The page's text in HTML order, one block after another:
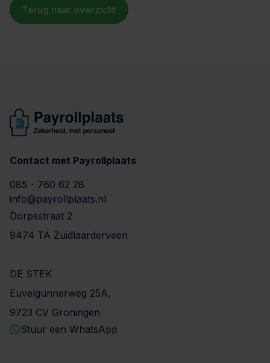
Terug naar overzicht
Contact met Payrollplaats
085 - 760 62 28
info@payrollplaats.nl
Dorpsstraat 2
9474 TA Zuidlaarderveen
DE STEK
Euvelgunnerweg 25A,
9723 CV Groningen
Stuur een WhatsApp